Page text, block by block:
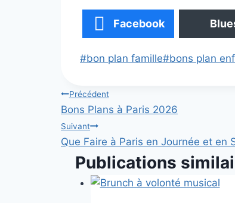
Facebook
Étiquettes
la
publication :
#bon plan famille#bons plan
Navigation
de
l’article
Précédent
Bons Plans à Paris 2026
Suivant
Que Faire à Paris en Journée et en
Publications